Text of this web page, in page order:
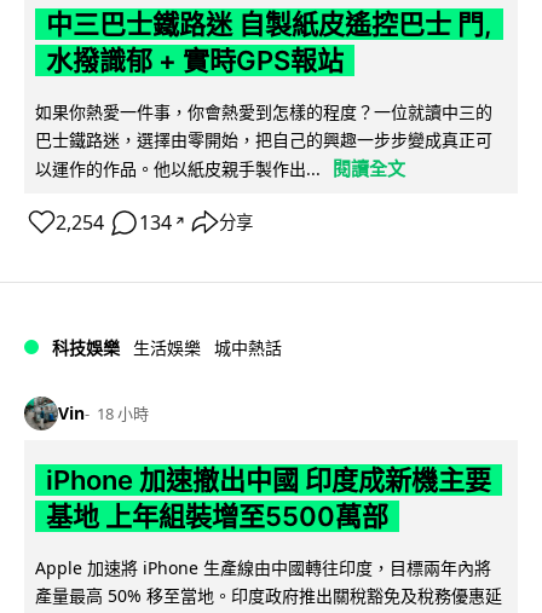
中三巴士鐵路迷 自製紙皮遙控巴士 門,
水撥識郁 + 實時GPS報站
如果你熱愛一件事，你會熱愛到怎樣的程度？一位就讀中三的
巴士鐵路迷，選擇由零開始，把自己的興趣一步步變成真正可
以運作的作品。他以紙皮親手製作出...
閱讀全文
2,254 134 ↗ 分享
科技娛樂 生活娛樂 城中熱話
Vin 18 小時
iPhone 加速撤出中國 印度成新機主要
基地 上年組裝增至5500萬部
Apple 加速將 iPhone 生產線由中國轉往印度，目標兩年內將
產量最高 50% 移至當地。印度政府推出關稅豁免及稅務優惠延